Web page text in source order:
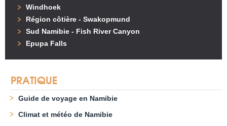
Windhoek
Région côtière - Swakopmund
Sud Namibie - Fish River Canyon
Epupa Falls
PRATIQUE
Guide de voyage en Namibie
Climat et météo de Namibie